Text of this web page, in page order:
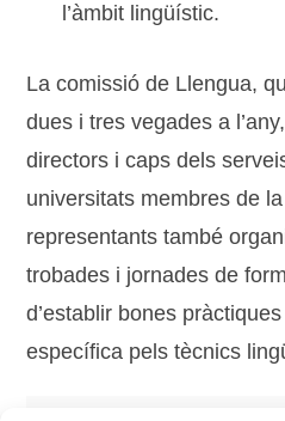
l’àmbit lingüístic.
La comissió de Llengua,
dues i tres vegades a
directors i caps dels
universitats membres de
representants també
trobades i jornades de
d’establir bones
específica pels tècnics